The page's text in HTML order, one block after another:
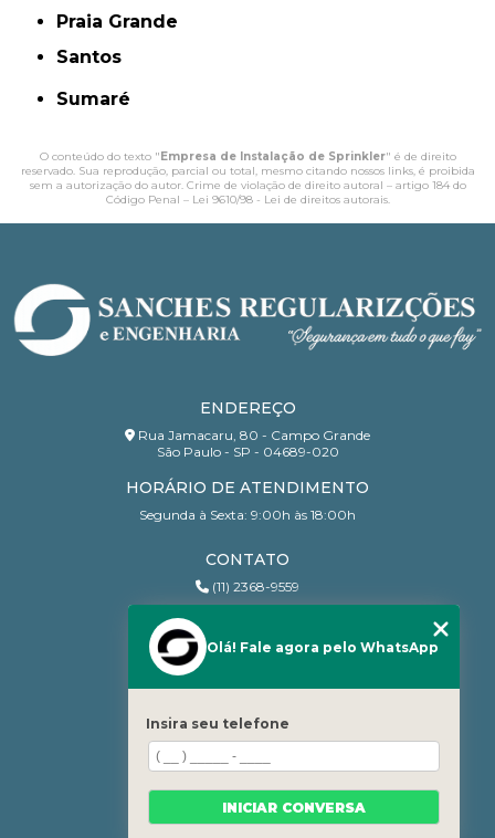
Praia Grande
Santos
Sumaré
O conteúdo do texto "Empresa de Instalação de Sprinkler" é de direito
reservado. Sua reprodução, parcial ou total, mesmo citando nossos links, é proibida
sem a autorização do autor. Crime de violação de direito autoral – artigo 184 do
Código Penal – Lei 9610/98 - Lei de direitos autorais.
ENDEREÇO
Rua Jamacaru, 80 - Campo Grande
São Paulo - SP - 04689-020
HORÁRIO DE ATENDIMENTO
Segunda à Sexta: 9:00h às 18:00h
CONTATO
(11) 2368-9559
contato@sanchesri.com.br
Quem Somos
Blog
Serviços
Contato
Olá! Fale agora pelo WhatsApp
Insira seu telefone
INICIAR CONVERSA